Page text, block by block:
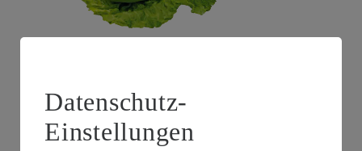
1.99
Festpreis von 1.99€
1 kg
Datenschutz-
Einstellungen